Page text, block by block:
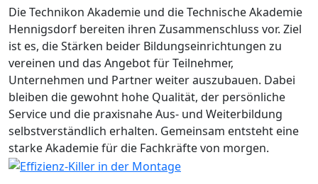
Die Technikon Akademie und die Technische Akademie
Hennigsdorf bereiten ihren Zusammenschluss vor. Ziel
ist es, die Stärken beider Bildungseinrichtungen zu
vereinen und das Angebot für Teilnehmer,
Unternehmen und Partner weiter auszubauen. Dabei
bleiben die gewohnt hohe Qualität, der persönliche
Service und die praxisnahe Aus- und Weiterbildung
selbstverständlich erhalten. Gemeinsam entsteht eine
starke Akademie für die Fachkräfte von morgen.